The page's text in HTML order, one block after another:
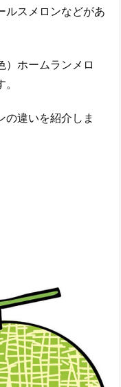
ルスメロンなどがあ
）ホームランメロ
の違いを紹介しま